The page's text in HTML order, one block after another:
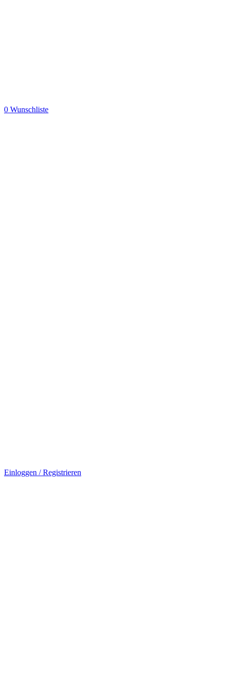
0 Wunschliste
Einloggen / Registrieren